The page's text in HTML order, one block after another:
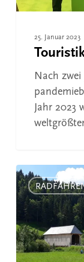
25. Januar 2023
Nach zwei
Jahr 2023
Herbstliche
Wasser-
Radtour